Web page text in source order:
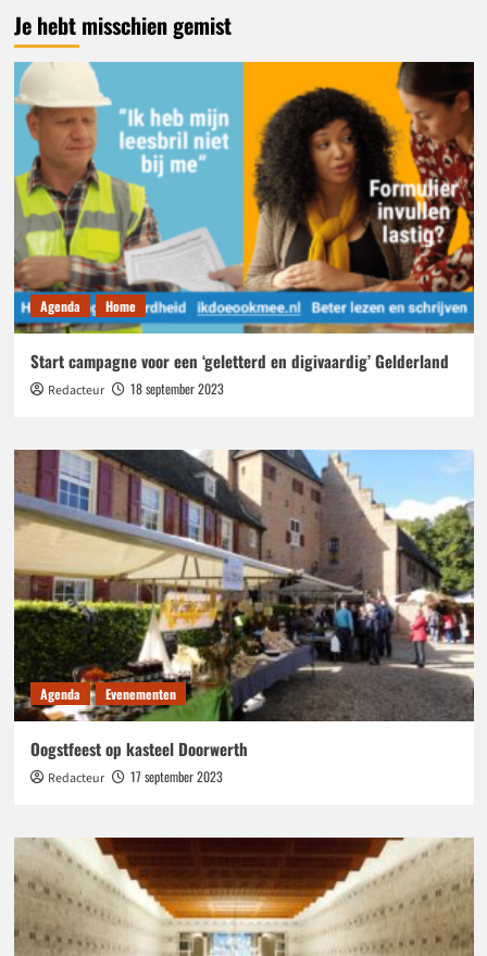
Je hebt misschien gemist
Agenda Home
Start campagne voor een ‘geletterd en digivaardig’ Gelderland
Redacteur 18 september 2023
Agenda Evenementen
Oogstfeest op kasteel Doorwerth
Redacteur 17 september 2023